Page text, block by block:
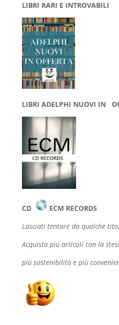
LIBRI RARI E INTROVABILI
LIBRI ADELPHI NUOVI IN
CD
ECM RECORDS
Lasciati tentare da qualche
Acquista più articoli con la
più sostenibilità e più